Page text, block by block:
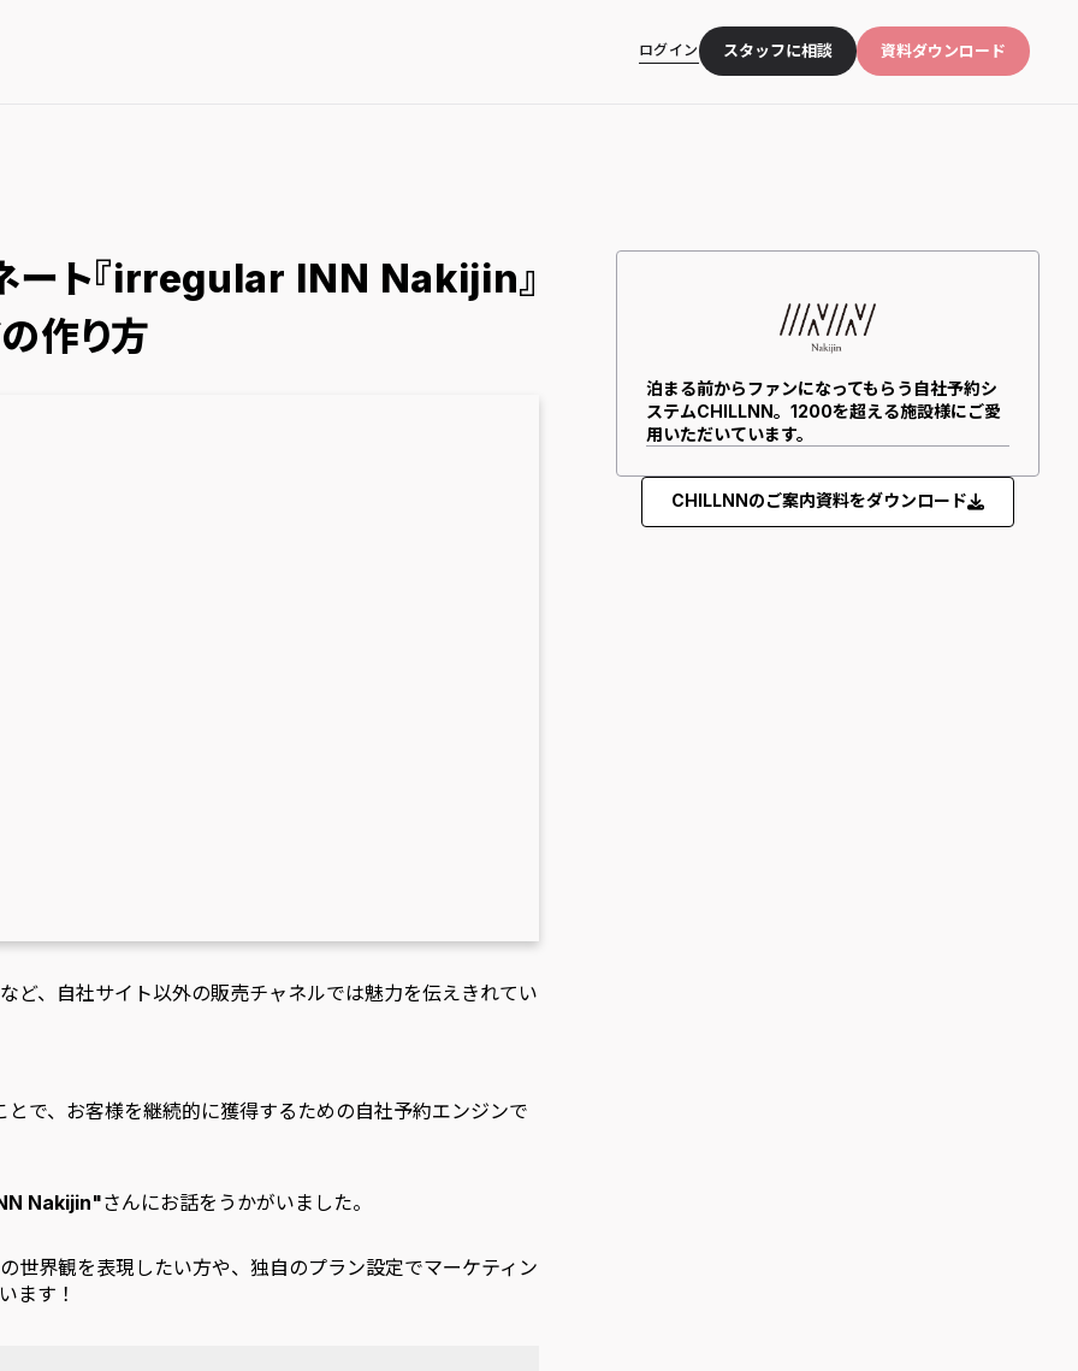
ログイン スタッフに相談 資料ダウンロード
ート『irregular INN Nakijin』
作り方
ど、自社サイト以外の販売チャネルでは魅力を伝えきれてい
で、お客様を継続的に獲得するための自社予約エンジンで
Nakijin"さんにお話をうかがいました。
世界観を表現したい方や、独自のプラン設定でマーケティン
ます！
泊まる前からファンになってもらう自社予約シ
ステムCHILLNN。1200を超える施設様にご愛
用いただいています。
CHILLNNのご案内資料をダウンロード